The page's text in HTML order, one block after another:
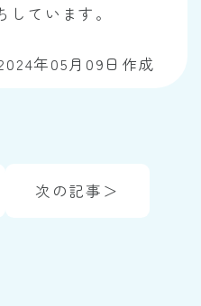
ています。
年05月09日作成
次の記事＞